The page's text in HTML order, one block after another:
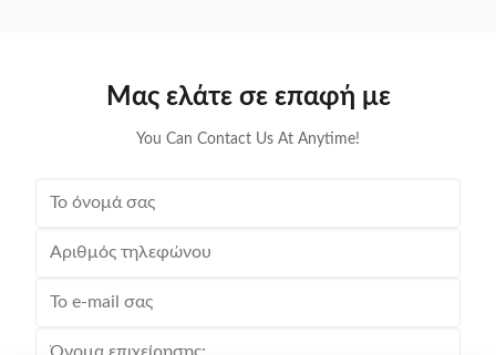
Μας ελάτε σε επαφή με
You Can Contact Us At Anytime!